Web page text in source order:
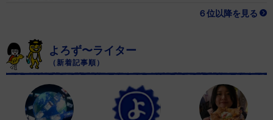
６位以降を見る
よろず〜ライター
（新着記事順）